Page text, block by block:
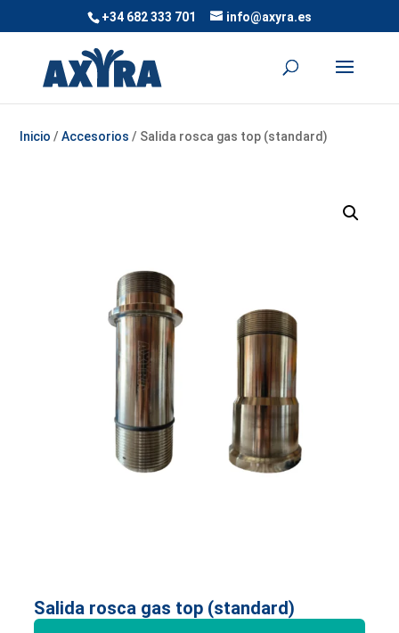
+34 682 333 701 info@axyra.es
Inicio /Accesorios / Salida rosca gas top (standard)
Salida rosca gas top (standard)